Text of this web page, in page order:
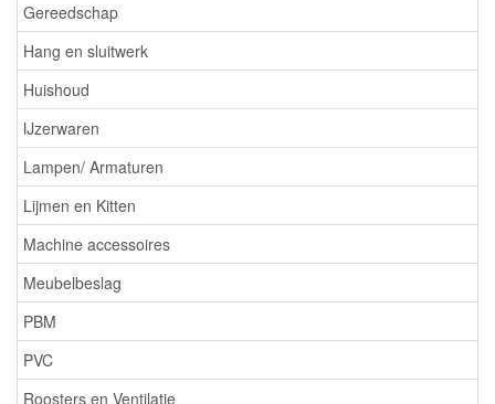
Gereedschap
Hang en sluitwerk
Huishoud
IJzerwaren
Lampen/ Armaturen
Lijmen en Kitten
Machine accessoires
Meubelbeslag
PBM
PVC
Roosters en Ventilatie